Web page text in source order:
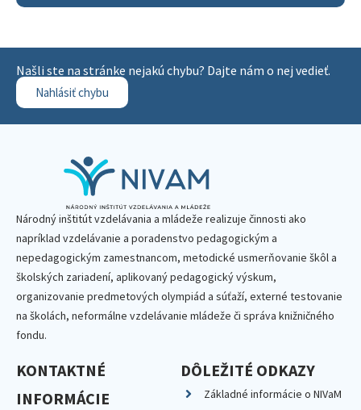
Našli ste na stránke nejakú chybu? Dajte nám o nej vedieť.
Nahlásiť chybu
Národný inštitút vzdelávania a mládeže realizuje činnosti ako
napríklad vzdelávanie a poradenstvo pedagogickým a
nepedagogickým zamestnancom, metodické usmerňovanie škôl a
školských zariadení, aplikovaný pedagogický výskum,
organizovanie predmetových olympiád a súťaží, externé testovanie
na školách, neformálne vzdelávanie mládeže či správa knižničného
fondu.
KONTAKTNÉ
INFORMÁCIE
DÔLEŽITÉ ODKAZY
Základné informácie o NIVaM